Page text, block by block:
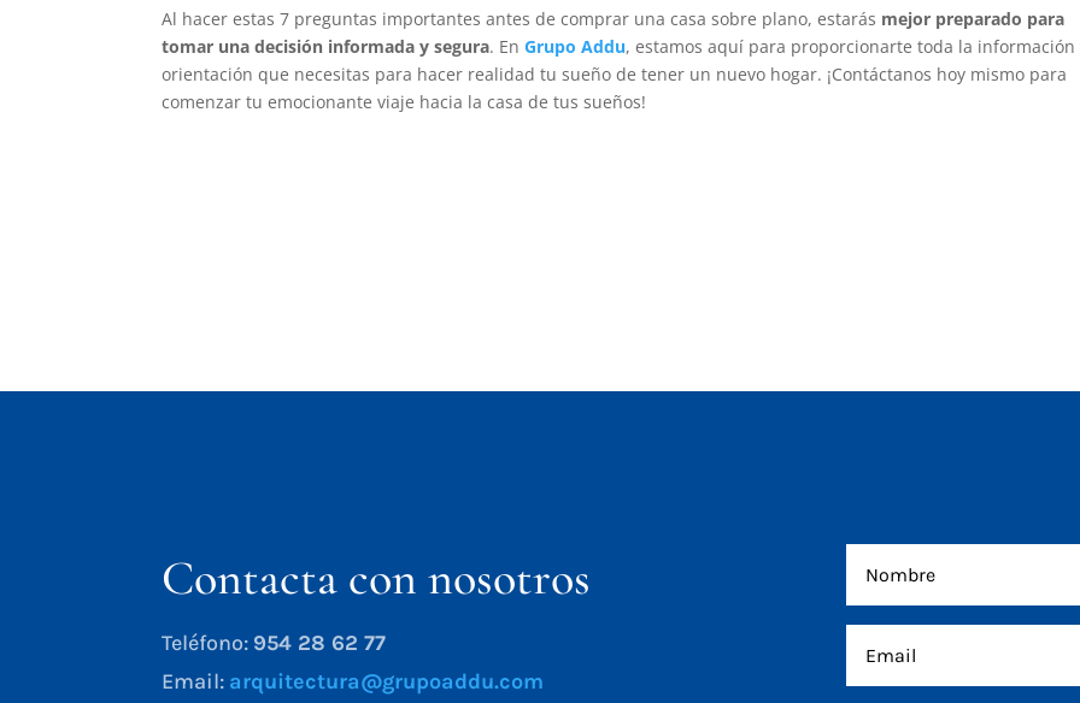
Al hacer estas 7 preguntas importantes antes de comprar una casa sobre plano, estarás mejor preparado para
tomar una decisión informada y segura. EnGrupo Addu, estamos aquí para proporcionarte toda la información
orientación que necesitas para hacer realidad tu sueño de tener un nuevo hogar. ¡Contáctanos hoy mismo para
comenzar tu emocionante viaje hacia la casa de tus sueños!
Contacta con nosotros
Teléfono: 954 28 62 77
Email: arquitectura@grupoaddu.com